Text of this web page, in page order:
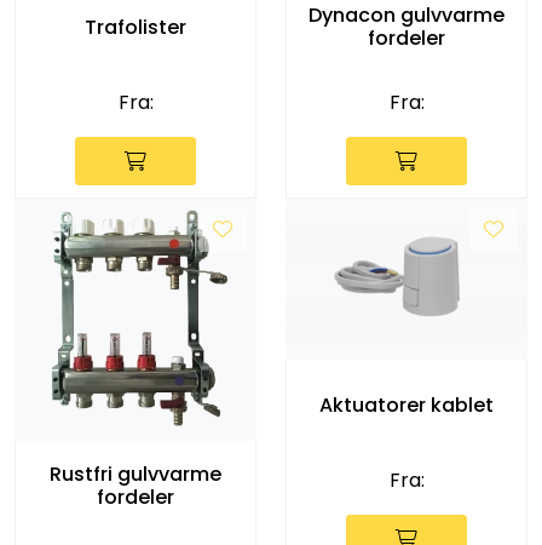
Trafolister
Fra:
Dynacon gulvvarme
fordeler
Fra:
Rustfri gulvvarme
fordeler
Aktuatorer kablet
Fra: